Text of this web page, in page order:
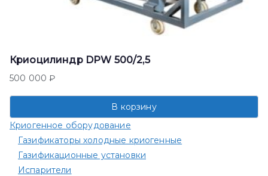
Криоцилиндр DPW 500/2,5
500 000₽
В корзину
Криогенное оборудование
Газификаторы холодные криогенные
Газификационные установки
Испарители